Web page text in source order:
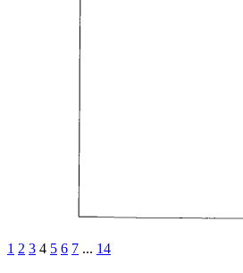
1 2 3 4 5 6 7 ... 14